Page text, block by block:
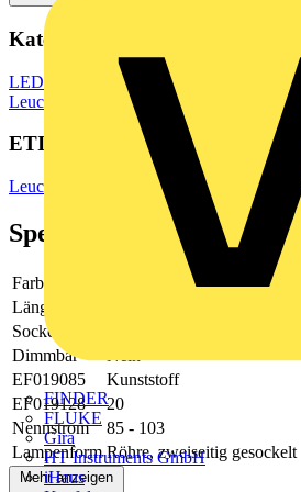
FINDER
FLUKE
Gira
HT Instruments GmbH
iHaus
Kategorien
LED Beleuchtung & Leuchten LED
Leuchtmittel
ETIM Group
Leuchtmittel
Spezifikationen
Farbe
Länge
Sockel
Dimmbar
EF019085
Kunststoff
EF019128
20
Nennstrom
85 - 103
Lampenform Röhre, zweiseitig gesockelt
Mehr anzeigen